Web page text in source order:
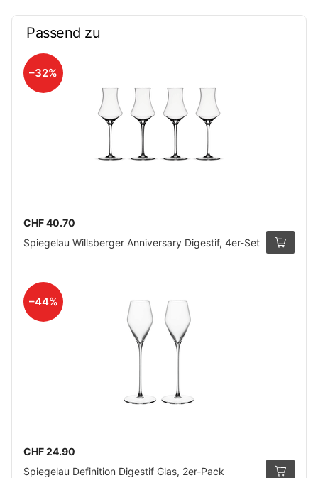
Passend zu
–32%
CHF 40.70
Spiegelau Willsberger Anniversary Digestif, 4er-Set
–44%
CHF 24.90
Spiegelau Definition Digestif Glas, 2er-Pack